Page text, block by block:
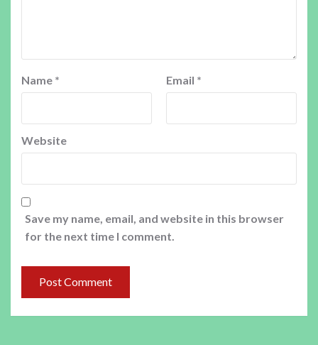
Name * Email *
Website
Save my name, email, and website in this browser
for the next time I comment.